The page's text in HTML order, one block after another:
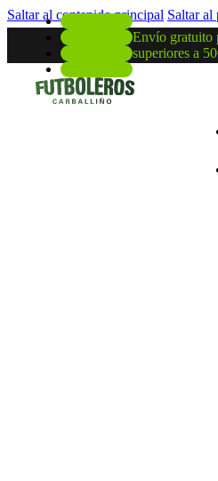
Saltar al contenido principal Saltar al
Envío gratuito
superiores a